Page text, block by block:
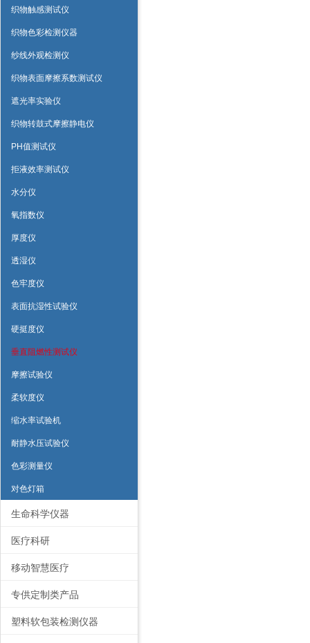
织物触感测试仪
织物色彩检测仪器
纱线外观检测仪
织物表面摩擦系数测试仪
遮光率实验仪
织物转鼓式摩擦静电仪
PH值测试仪
拒液效率测试仪
水分仪
氧指数仪
厚度仪
透湿仪
色牢度仪
表面抗湿性试验仪
硬挺度仪
垂直阻燃性测试仪
摩擦试验仪
柔软度仪
缩水率试验机
耐静水压试验仪
色彩测量仪
对色灯箱
生命科学仪器
医疗科研
移动智慧医疗
专供定制类产品
塑料软包装检测仪器